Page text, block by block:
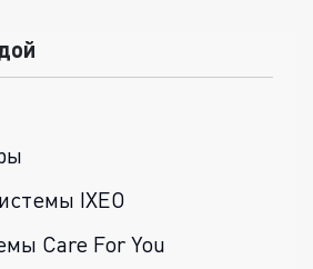
IXEO
Care For You